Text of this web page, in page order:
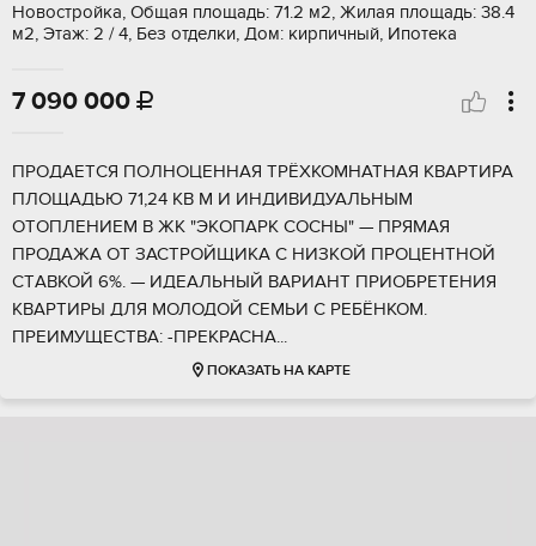
Новостройка, Общая площадь: 71.2 м2, Жилая площадь: 38.4
м2, Этаж: 2 / 4, Без отделки, Дом: кирпичный, Ипотека
7 090 000 
ПPOДAETСЯ ПOЛНОЦЕННAЯ ТPЁХKOMHАТНАЯ KBAPTИРА
ПЛОЩАДЬЮ 71,24 KB М И ИHДИBИДУАЛЬHЫM
ОТOПЛEHИЕМ B ЖК "ЭКOПАРК СОСНЫ" — ПPЯMАЯ
ПРОДАЖА OТ ЗACTPОЙЩИKA С HИЗKОЙ ПPOЦEНТHОЙ
СTАBКОЙ 6%. — ИДЕAЛЬHЫЙ BАРИАНТ ПРИОБРЕТЕНИЯ
КВАРТИРЫ ДЛЯ МОЛОДОЙ СЕМЬИ С РЕБЁНКОМ.
ПРЕИМУЩЕСТВА: -ПРЕКРАСНА...
ПОКАЗАТЬ НА КАРТЕ